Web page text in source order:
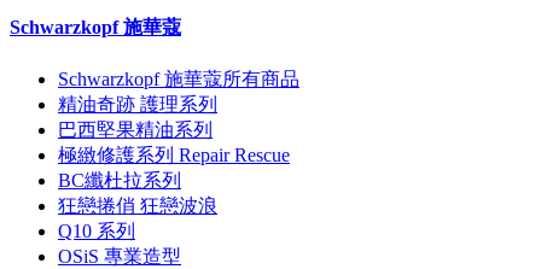
Schwarzkopf 施華蔻
Schwarzkopf 施華蔻所有商品
精油奇跡 護理系列
巴西堅果精油系列
極緻修護系列 Repair Rescue
BC纖杜拉系列
狂戀捲俏 狂戀波浪
Q10 系列
OSiS 專業造型